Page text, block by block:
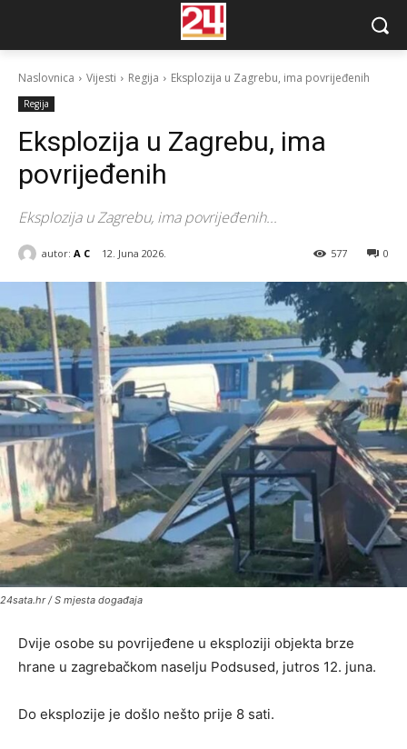
Naslovnica Vijesti Regija Eksplozija u Zagrebu, ima povrijeđenih
Regija
Eksplozija u Zagrebu, ima
povrijeđenih
Eksplozija u Zagrebu, ima povrijeđenih...
autor: A C 12. Juna 2026. 0
577
24sata.hr / S mjesta događaja
Dvije osobe su povrijeđene u eksploziji objekta brze
hrane u zagrebačkom naselju Podsused, jutros 12. juna.
Do eksplozije je došlo nešto prije 8 sati.